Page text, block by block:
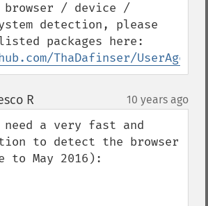
browser / device /
detection, please
ThaDafinser/
R 10 years ago
need a very fast and
to detect the browser
to May 2016):